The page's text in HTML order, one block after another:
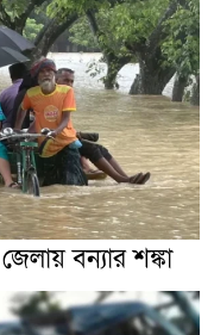
জেলায় বন্যার শঙ্কা